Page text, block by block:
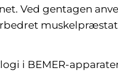
Ved gentagen
i BEMER-